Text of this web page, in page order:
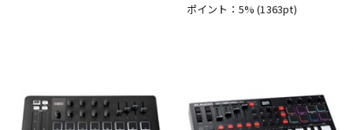
ポイント：5%(1363pt)